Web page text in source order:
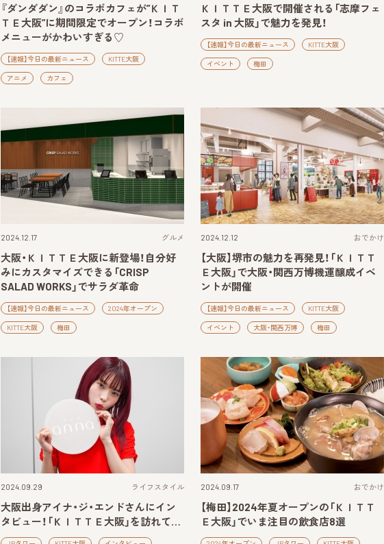
『ダンダダン』のコラボカフェが”ＫＩＴ
ＴＥ大阪”に期間限定でオープン！コラボ
メニューがかわいすぎる♡
【速報】今日の最新ニュース KITTE大阪
アニメ カフェ
ＫＩＴＴＥ大阪で開催される「志摩フェ
スタ in 大阪」で魅力を発見！
【速報】今日の最新ニュース KITTE大阪
イベント 梅田
2024.12.17 グルメ
大阪・ＫＩＴＴＥ大阪に新登場！自分好
みにカスタマイズできる「CRISP
SALAD WORKS」でサラダ革命
【速報】今日の最新ニュース 2024年オープン
KITTE大阪 梅田
2024.12.12 おでかけ
【大阪】堺市の魅力を再発見！「ＫＩＴＴ
Ｅ大阪」で大阪・関西万博機運醸成イベ
ントが開催
【速報】今日の最新ニュース KITTE大阪
イベント 大阪・関西万博 梅田
2024.09.29 ライフスタイル
大阪出身アイナ・ジ・エンドさんにイン
タビュー！「ＫＩＴＴＥ大阪」を訪れて…
2024.09.17 おでかけ
【梅田】2024年夏オープンの「ＫＩＴＴ
Ｅ大阪」でいま注目の飲食店8選